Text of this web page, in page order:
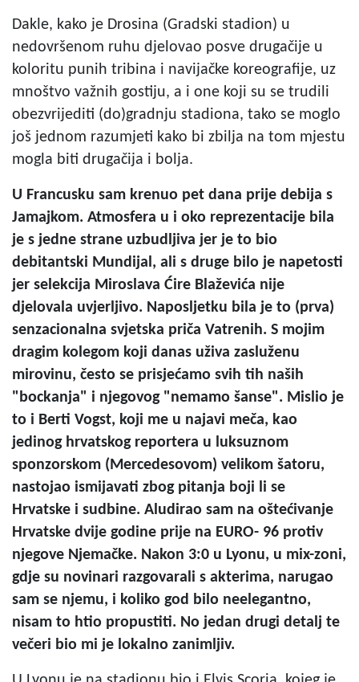
Dakle, kako je Drosina (Gradski stadion) u
nedovršenom ruhu djelovao posve drugačije u
koloritu punih tribina i navijačke koreografije, uz
mnoštvo važnih gostiju, a i one koji su se trudili
obezvrijediti (do)gradnju stadiona, tako se moglo
još jednom razumjeti kako bi zbilja na tom mjestu
mogla biti drugačija i bolja.
U Francusku sam krenuo pet dana prije debija s
Jamajkom. Atmosfera u i oko reprezentacije bila
je s jedne strane uzbudljiva jer je to bio
debitantski Mundijal, ali s druge bilo je napetosti
jer selekcija Miroslava Ćire Blaževića nije
djelovala uvjerljivo. Naposljetku bila je to (prva)
senzacionalna svjetska priča Vatrenih. S mojim
dragim kolegom koji danas uživa zasluženu
mirovinu, često se prisjećamo svih tih naših
"bockanja" i njegovog "nemamo šanse". Mislio je
to i Berti Vogst, koji me u najavi meča, kao
jedinog hrvatskog reportera u luksuznom
sponzorskom (Mercedesovom) velikom šatoru,
nastojao ismijavati zbog pitanja boji li se
Hrvatske i sudbine. Aludirao sam na oštećivanje
Hrvatske dvije godine prije na EURO- 96 protiv
njegove Njemačke. Nakon 3:0 u Lyonu, u mix-zoni,
gdje su novinari razgovarali s akterima, narugao
sam se njemu, i koliko god bilo neelegantno,
nisam to htio propustiti. No jedan drugi detalj te
večeri bio mi je lokalno zanimljiv.